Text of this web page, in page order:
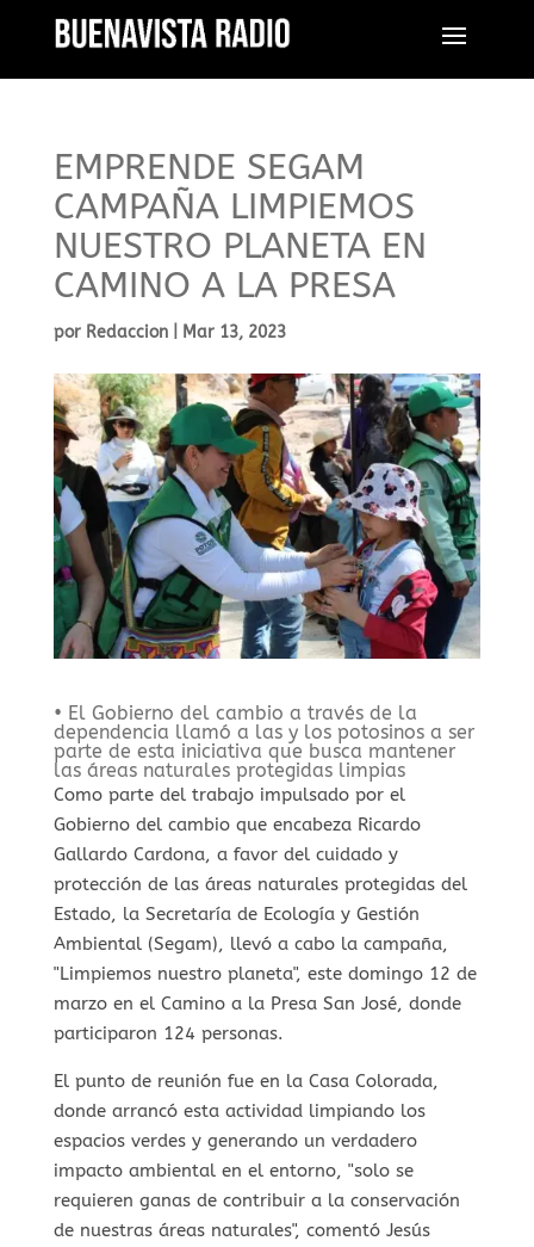
EMPRENDE SEGAM
CAMPAÑA LIMPIEMOS
NUESTRO PLANETA EN
CAMINO A LA PRESA
por Redaccion| Mar 13, 2023
• El Gobierno del cambio a través de la
dependencia llamó a las y los potosinos a ser
parte de esta iniciativa que busca mantener
las áreas naturales protegidas limpias
Como parte del trabajo impulsado por el
Gobierno del cambio que encabeza Ricardo
Gallardo Cardona, a favor del cuidado y
protección de las áreas naturales protegidas del
Estado, la Secretaría de Ecología y Gestión
Ambiental (Segam), llevó a cabo la campaña,
"Limpiemos nuestro planeta", este domingo 12 de
marzo en el Camino a la Presa San José, donde
participaron 124 personas.
El punto de reunión fue en la Casa Colorada,
donde arrancó esta actividad limpiando los
espacios verdes y generando un verdadero
impacto ambiental en el entorno, "solo se
requieren ganas de contribuir a la conservación
de nuestras áreas naturales", comentó Jesús